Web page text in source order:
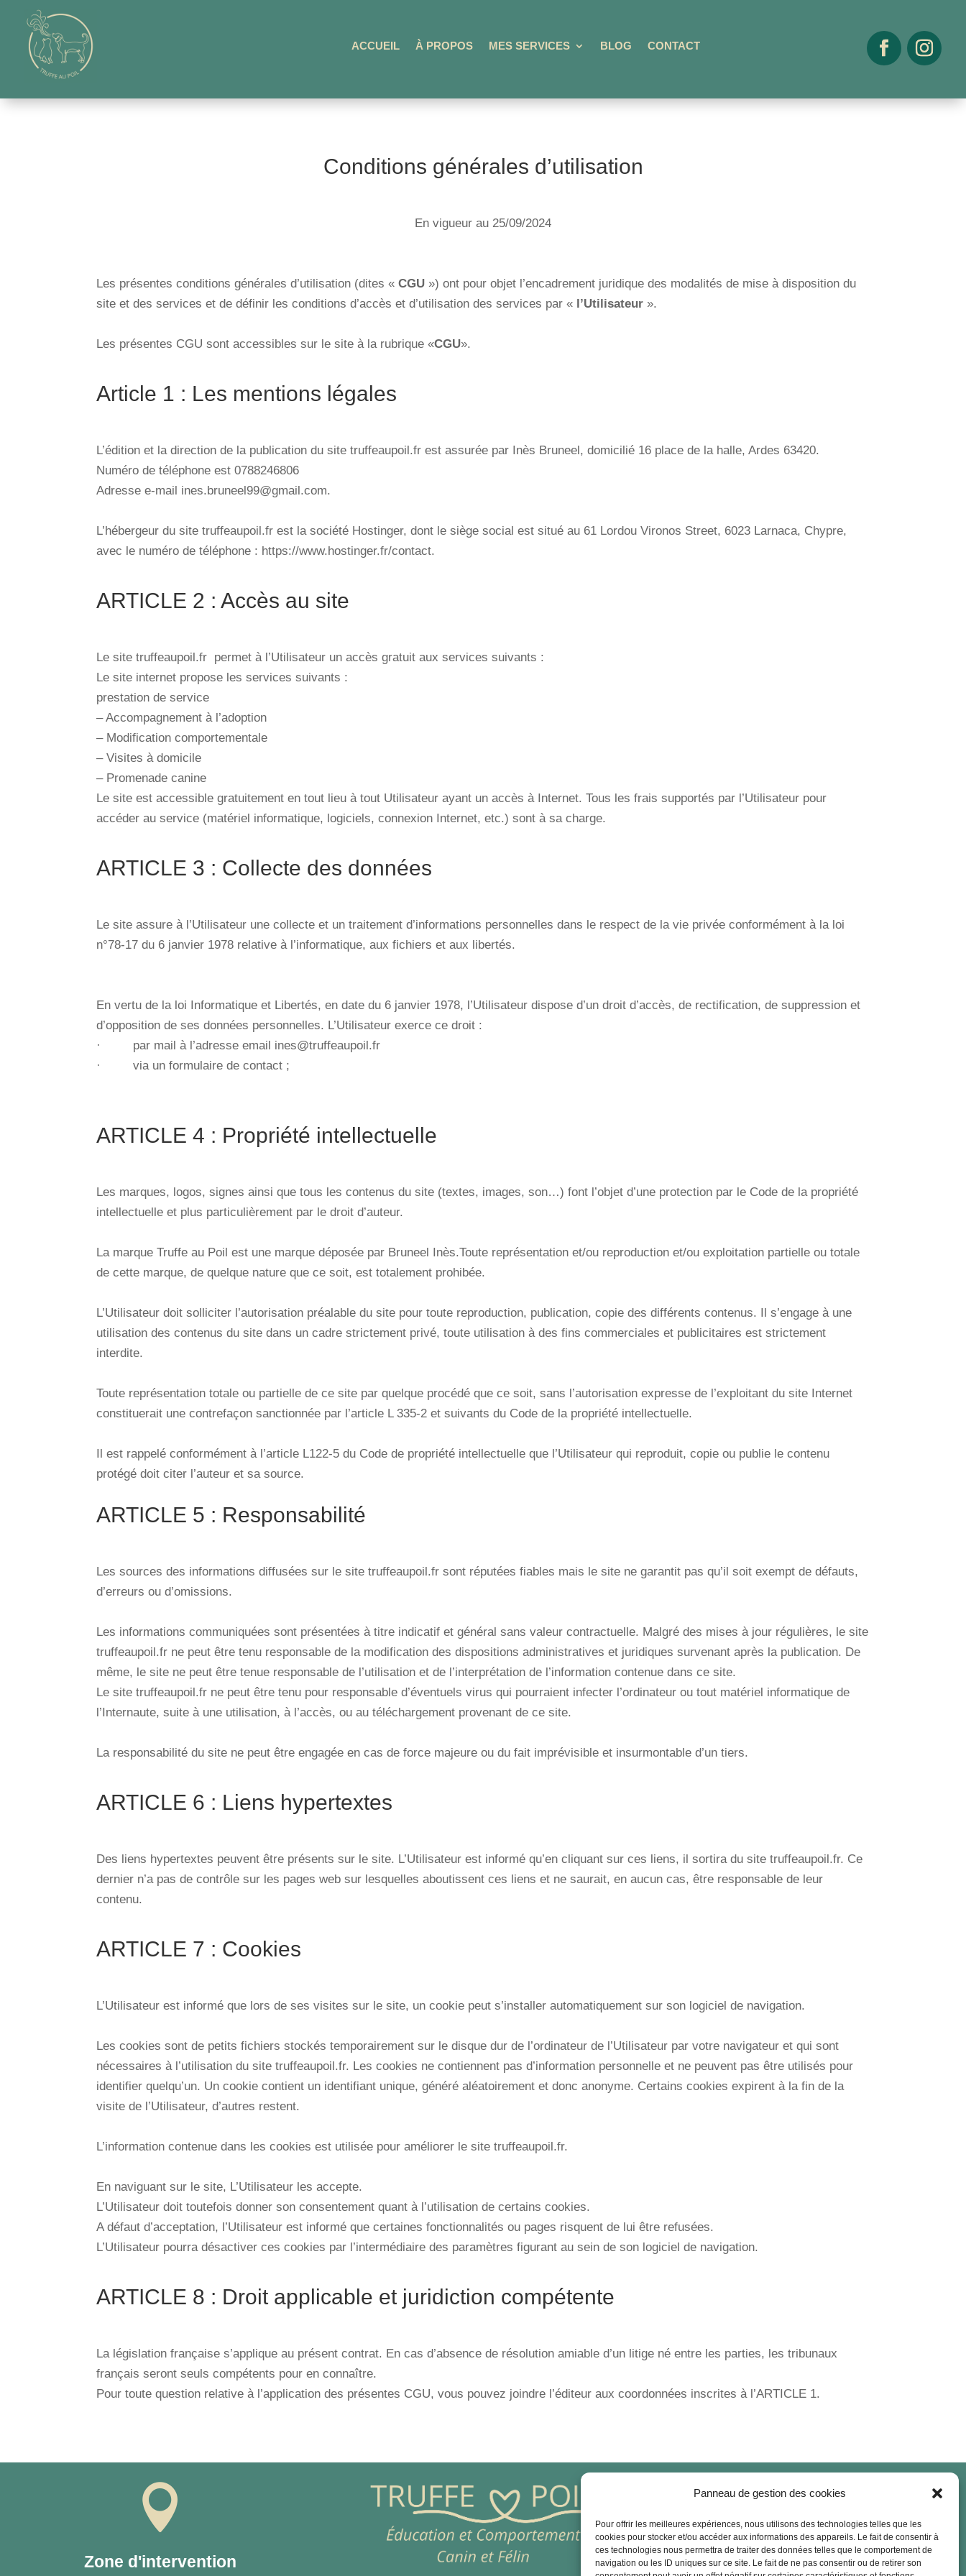
Panneau de gestion des cookies
Pour offrir les meilleures expériences, nous utilisons des technologies telles que les
cookies pour stocker et/ou accéder aux informations des appareils. Le fait de consentir à
ces technologies nous permettra de traiter des données telles que le comportement de
navigation ou les ID uniques sur ce site. Le fait de ne pas consentir ou de retirer son
ACCUEIL À PROPOS MES SERVICES BLOG CONTACT
Conditions générales d’utilisation
En vigueur au 25/09/2024
Les présentes conditions générales d’utilisation (dites «CGU ») ont pour objet l’encadrement juridique des modalités de mise à disposition du
site et des services et de définir les conditions d’accès et d’utilisation des services par « l’Utilisateur ».
Les présentes CGU sont accessibles sur le site à la rubrique «CGU».
Article 1 : Les mentions légales
L’édition et la direction de la publication du site truffeaupoil.fr est assurée par Inès Bruneel, domicilié 16 place de la halle, Ardes 63420.
Numéro de téléphone est 0788246806
Adresse e-mail ines.bruneel99@gmail.com.
L’hébergeur du site truffeaupoil.fr est la société Hostinger, dont le siège social est situé au 61 Lordou Vironos Street, 6023 Larnaca, Chypre,
avec le numéro de téléphone : https://www.hostinger.fr/contact.
ARTICLE 2 : Accès au site
Le site truffeaupoil.fr permet à l’Utilisateur un accès gratuit aux services suivants :
Le site internet propose les services suivants :
prestation de service
– Accompagnement à l’adoption
– Modification comportementale
– Visites à domicile
– Promenade canine
Le site est accessible gratuitement en tout lieu à tout Utilisateur ayant un accès à Internet. Tous les frais supportés par l’Utilisateur pour
accéder au service (matériel informatique, logiciels, connexion Internet, etc.) sont à sa charge.
ARTICLE 3 : Collecte des données
Le site assure à l’Utilisateur une collecte et un traitement d’informations personnelles dans le respect de la vie privée conformément à la loi
n°78-17 du 6 janvier 1978 relative à l’informatique, aux fichiers et aux libertés.
En vertu de la loi Informatique et Libertés, en date du 6 janvier 1978, l’Utilisateur dispose d’un droit d’accès, de rectification, de suppression et
d’opposition de ses données personnelles. L’Utilisateur exerce ce droit :
·
par mail à l’adresse email ines@truffeaupoil.fr
·
via un formulaire de contact ;
ARTICLE 4 : Propriété intellectuelle
Les marques, logos, signes ainsi que tous les contenus du site (textes, images, son…) font l’objet d’une protection par le Code de la propriété
intellectuelle et plus particulièrement par le droit d’auteur.
La marque Truffe au Poil est une marque déposée par Bruneel Inès.Toute représentation et/ou reproduction et/ou exploitation partielle ou totale
de cette marque, de quelque nature que ce soit, est totalement prohibée.
L’Utilisateur doit solliciter l’autorisation préalable du site pour toute reproduction, publication, copie des différents contenus. Il s’engage à une
utilisation des contenus du site dans un cadre strictement privé, toute utilisation à des fins commerciales et publicitaires est strictement
interdite.
Toute représentation totale ou partielle de ce site par quelque procédé que ce soit, sans l’autorisation expresse de l’exploitant du site Internet
constituerait une contrefaçon sanctionnée par l’article L 335-2 et suivants du Code de la propriété intellectuelle.
Il est rappelé conformément à l’article L122-5 du Code de propriété intellectuelle que l’Utilisateur qui reproduit, copie ou publie le contenu
protégé doit citer l’auteur et sa source.
ARTICLE 5 : Responsabilité
Les sources des informations diffusées sur le site truffeaupoil.fr sont réputées fiables mais le site ne garantit pas qu’il soit exempt de défauts,
d’erreurs ou d’omissions.
Les informations communiquées sont présentées à titre indicatif et général sans valeur contractuelle. Malgré des mises à jour régulières, le site
truffeaupoil.fr ne peut être tenu responsable de la modification des dispositions administratives et juridiques survenant après la publication. De
même, le site ne peut être tenue responsable de l’utilisation et de l’interprétation de l’information contenue dans ce site.
Le site truffeaupoil.fr ne peut être tenu pour responsable d’éventuels virus qui pourraient infecter l’ordinateur ou tout matériel informatique de
l’Internaute, suite à une utilisation, à l’accès, ou au téléchargement provenant de ce site.
La responsabilité du site ne peut être engagée en cas de force majeure ou du fait imprévisible et insurmontable d’un tiers.
ARTICLE 6 : Liens hypertextes
Des liens hypertextes peuvent être présents sur le site. L’Utilisateur est informé qu’en cliquant sur ces liens, il sortira du site truffeaupoil.fr. Ce
dernier n’a pas de contrôle sur les pages web sur lesquelles aboutissent ces liens et ne saurait, en aucun cas, être responsable de leur
contenu.
ARTICLE 7 : Cookies
L’Utilisateur est informé que lors de ses visites sur le site, un cookie peut s’installer automatiquement sur son logiciel de navigation.
Les cookies sont de petits fichiers stockés temporairement sur le disque dur de l’ordinateur de l’Utilisateur par votre navigateur et qui sont
nécessaires à l’utilisation du site truffeaupoil.fr. Les cookies ne contiennent pas d’information personnelle et ne peuvent pas être utilisés pour
identifier quelqu’un. Un cookie contient un identifiant unique, généré aléatoirement et donc anonyme. Certains cookies expirent à la fin de la
visite de l’Utilisateur, d’autres restent.
L’information contenue dans les cookies est utilisée pour améliorer le site truffeaupoil.fr.
En naviguant sur le site, L’Utilisateur les accepte.
L’Utilisateur doit toutefois donner son consentement quant à l’utilisation de certains cookies.
A défaut d’acceptation, l’Utilisateur est informé que certaines fonctionnalités ou pages risquent de lui être refusées.
L’Utilisateur pourra désactiver ces cookies par l’intermédiaire des paramètres figurant au sein de son logiciel de navigation.
ARTICLE 8 : Droit applicable et juridiction compétente
La législation française s’applique au présent contrat. En cas d’absence de résolution amiable d’un litige né entre les parties, les tribunaux
français seront seuls compétents pour en connaître.
Pour toute question relative à l’application des présentes CGU, vous pouvez joindre l’éditeur aux coordonnées inscrites à l’ARTICLE 1.

Zone d'intervention

Contact